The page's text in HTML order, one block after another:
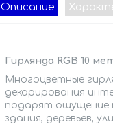
Описание
Гирлянда RGB 10
Многоцветные
декорирования
подарят ощущение
здания, деревьев,